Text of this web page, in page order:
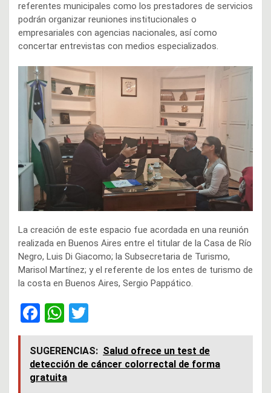
referentes municipales como los prestadores de servicios
podrán organizar reuniones institucionales o
empresariales con agencias nacionales, así como
concertar entrevistas con medios especializados.
La creación de este espacio fue acordada en una reunión
realizada en Buenos Aires entre el titular de la Casa de Río
Negro, Luis Di Giacomo; la Subsecretaria de Turismo,
Marisol Martínez; y el referente de los entes de turismo de
la costa en Buenos Aires, Sergio Pappático.
F
a
ce
b
W
h
at
s
wi
tt
er
SUGERENCIAS: Salud ofrece un test de
detección de cáncer colorrectal de forma
gratuita